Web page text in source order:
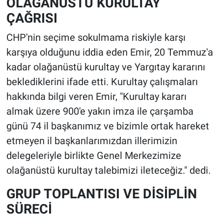
ÇAĞRISI
CHP'nin seçime sokulmama riskiyle karşı
karşıya olduğunu iddia eden Emir, 20 Temmuz'a
kadar olağanüstü kurultay ve Yargıtay kararını
beklediklerini ifade etti. Kurultay çalışmaları
hakkında bilgi veren Emir, "Kurultay kararı
almak üzere 900'e yakın imza ile çarşamba
günü 74 il başkanımız ve bizimle ortak hareket
etmeyen il başkanlarımızdan illerimizin
delegeleriyle birlikte Genel Merkezimize
olağanüstü kurultay talebimizi ileteceğiz." dedi.
GRUP TOPLANTISI VE DİSİPLİN
SÜRECİ